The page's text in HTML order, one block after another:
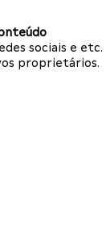
sociais e etc.
proprietários.